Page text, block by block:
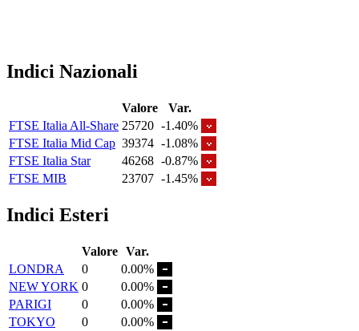
Indici Nazionali
Valore
Var.
FTSE Italia All-Share 25720 -1.40%
FTSE Italia Mid Cap 39374 -1.08%
FTSE Italia Star
46268 -0.87%
FTSE MIB
23707 -1.45%
Indici Esteri
Valore Var.
LONDRA
0
0.00%
NEW YORK 0
0.00%
PARIGI
0
0.00%
TOKYO
0
0.00%